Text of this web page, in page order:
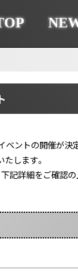
ントの開催が決
します。
記詳細をご確認の